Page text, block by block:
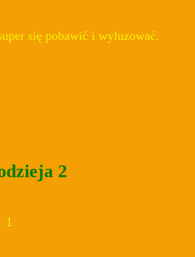
się pobawić i wyluzować.
2